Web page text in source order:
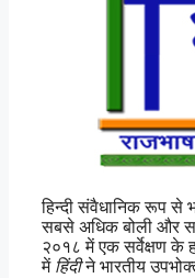
हिन्दी संवैधानिक रूप से
सबसे अधिक बोली और
२०१८ में एक सर्वेक्षण के
में हिंदीने भारतीय